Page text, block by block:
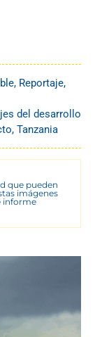
, Reportaje,
del desarrollo
, Tanzania
que pueden
imágenes
informe